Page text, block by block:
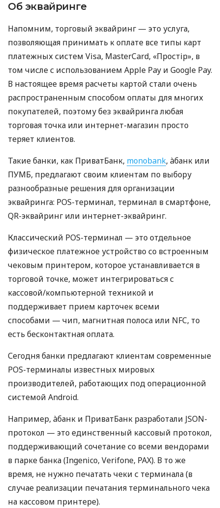
Об эквайринге
Напомним, торговый эквайринг — это услуга,
позволяющая принимать к оплате все типы карт
платежных систем Visa, MasterCard, «Простір», в
том числе с использованием Apple Pay и Google Pay.
В настоящее время расчеты картой стали очень
распространенным способом оплаты для многих
покупателей, поэтому без эквайринга любая
торговая точка или интернет-магазин просто
теряет клиентов.
Такие банки, как ПриватБанк, monobank, àбанк или
ПУМБ, предлагают своим клиентам по выбору
разнообразные решения для организации
эквайринга: POS-терминал, терминал в смартфоне,
QR-эквайринг или интернет-эквайринг.
Классический POS-терминал — это отдельное
физическое платежное устройство со встроенным
чековым принтером, которое устанавливается в
торговой точке, может интегрироваться с
кассовой/компьютерной техникой и
поддерживает прием карточек всеми
способами — чип, магнитная полоса или NFC, то
есть бесконтактная оплата.
Сегодня банки предлагают клиентам современные
POS-терминалы известных мировых
производителей, работающих под операционной
системой Android.
Например, àбанк и ПриватБанк разработали JSON-
протокол — это единственный кассовый протокол,
поддерживающий сочетание со всеми вендорами
в парке банка (Ingenico, Verifone, PAX). В то же
время, не нужно печатать чеки с терминала (в
случае реализации печатания терминального чека
на кассовом принтере).